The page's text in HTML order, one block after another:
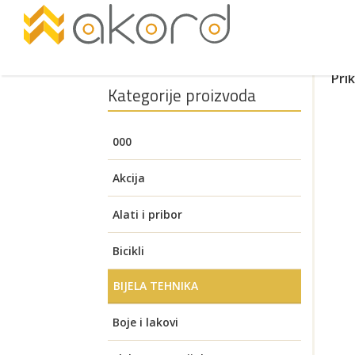
Pogledajte
Kategorije proizvoda
000
Akcija
Alati i pribor
Akumulatorski alati
Aku brusilice
Brusilice za zid (Žirafa)
Aku bušilice i čekići
Auto oprema
Alati za visoki napon
Benzinski alati
Bicikli
Električni bicikli
Električni romobili
BIJELA TEHNIKA
GRIJAČA LADICA
Boje i lakovi